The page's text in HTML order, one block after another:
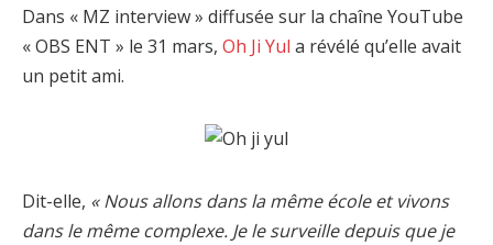
Dans « MZ interview » diffusée sur la chaîne YouTube
« OBS ENT » le 31 mars, Oh Ji Yul a révélé qu’elle avait
un petit ami.
Dit-elle, « Nous allons dans la même école et vivons
dans le même complexe. Je le surveille depuis que je